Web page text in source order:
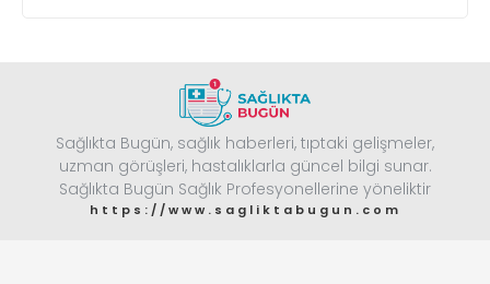
Sağlıkta Bugün, sağlık haberleri, tıptaki gelişmeler,
uzman görüşleri, hastalıklarla güncel bilgi sunar.
Sağlıkta Bugün Sağlık Profesyonellerine yöneliktir
https://www.sagliktabugun.com